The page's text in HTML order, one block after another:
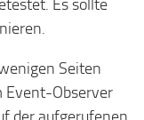
Es sollte
Seiten
Event-Observer